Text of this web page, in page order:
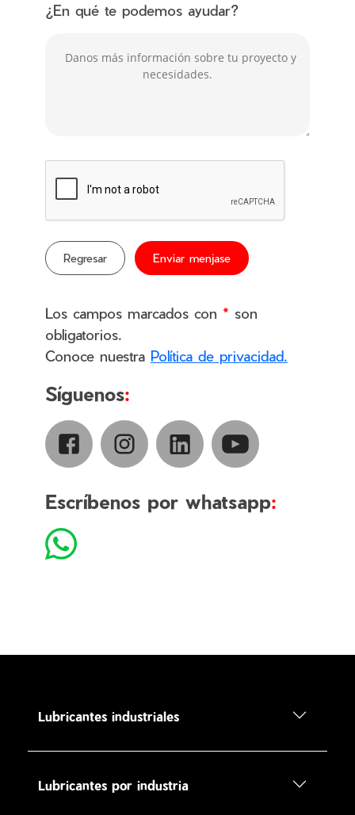
¿En qué te podemos ayudar?
Regresar Enviar menjase
Los campos marcados con * son
obligatorios.
Conoce nuestra Política de privacidad.
Síguenos:
Escríbenos por whatsapp:
Lubricantes industriales
Lubricantes por industria